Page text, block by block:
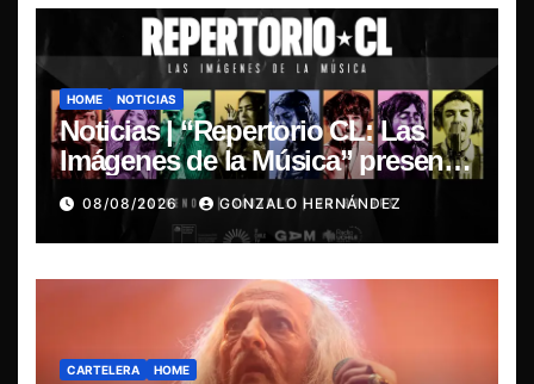
HOME NOTICIAS
Noticias | “Repertorio CL: Las
Imágenes de la Música” presenta
la esencia del nuevo sonido
nacional
08/08/2026 GONZALO HERNÁNDEZ
CARTELERA HOME